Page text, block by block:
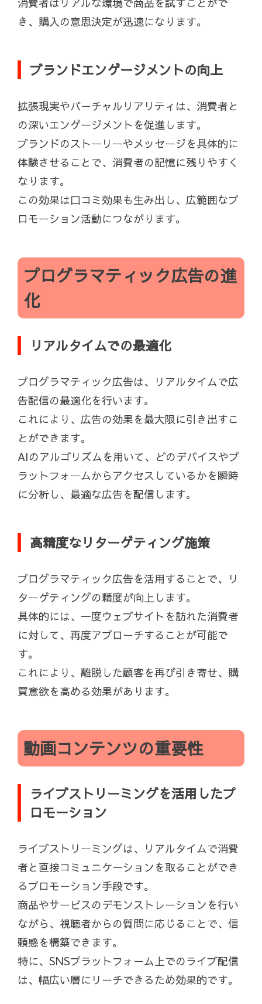
き、購入の意思決定が迅速になります。
ブランドエンゲージメントの向上
拡張現実やバーチャルリアリティは、消費者と
の深いエンゲージメントを促進します。
ブランドのストーリーやメッセージを具体的に
体験させることで、消費者の記憶に残りやすく
なります。
この効果は口コミ効果も生み出し、広範囲なプ
ロモーション活動につながります。
プログラマティック広告の進
化
リアルタイムでの最適化
プログラマティック広告は、リアルタイムで広
告配信の最適化を行います。
これにより、広告の効果を最大限に引き出すこ
とができます。
AIのアルゴリズムを用いて、どのデバイスやプ
ラットフォームからアクセスしているかを瞬時
に分析し、最適な広告を配信します。
高精度なリターゲティング施策
プログラマティック広告を活用することで、リ
ターゲティングの精度が向上します。
具体的には、一度ウェブサイトを訪れた消費者
に対して、再度アプローチすることが可能で
す。
これにより、離脱した顧客を再び引き寄せ、購
買意欲を高める効果があります。
動画コンテンツの重要性
ライブストリーミングを活用したプ
ロモーション
ライブストリーミングは、リアルタイムで消費
者と直接コミュニケーションを取ることができ
るプロモーション手段です。
商品やサービスのデモンストレーションを行い
ながら、視聴者からの質問に応じることで、信
頼感を構築できます。
特に、SNSプラットフォーム上でのライブ配信
は、幅広い層にリーチできるため効果的です。